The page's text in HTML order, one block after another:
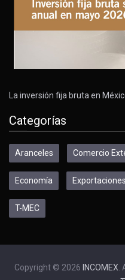
La inversión fija bruta en
Categorías
Aranceles Comercio
Economía Exportaciones
T-MEC
Copyright © 2026 INCOMEX.